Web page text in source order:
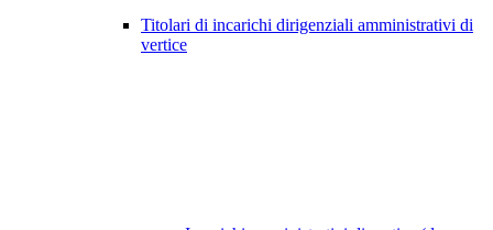
Titolari di incarichi dirigenziali amministrativi di
vertice